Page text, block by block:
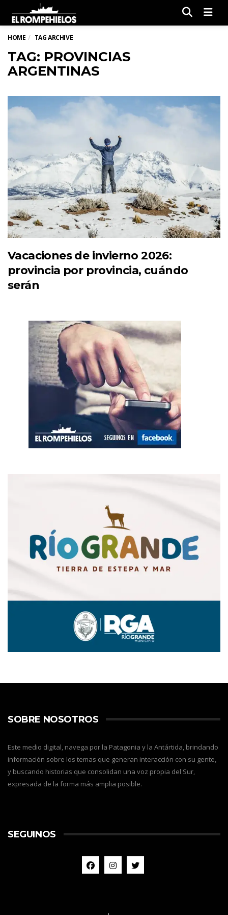
HOME TAG ARCHIVE
TAG: PROVINCIAS
ARGENTINAS
Vacaciones de invierno 2026:
provincia por provincia, cuándo
serán
SOBRE NOSOTROS
Este medio digital, navega por la Patagonia y la Antártida, brindando
información sobre los temas que generan interacción con su gente,
y buscando historias que consolidan una voz propia del Sur,
expresada de la forma más amplia posible.
SEGUINOS